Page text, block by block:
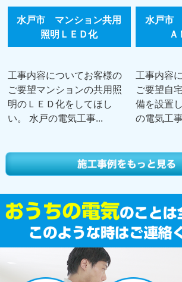
水戸市 マンション共用
照明ＬＥＤ化
工事内容についてお客様の
ご要望マンションの共用照
明のＬＥＤ化をしてほし
い。 水戸の電気工事...
水戸市
工事内容
ご要望自
備を設置
の電気工